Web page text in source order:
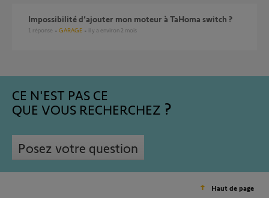
Impossibilité d’ajouter mon moteur à TaHoma switch ?
1 réponse GARAGE il y a environ 2 mois
CE N'EST PAS CE
QUE VOUS RECHERCHEZ
Posez votre question
Haut de page